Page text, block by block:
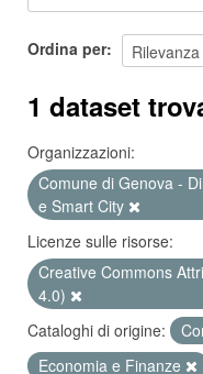
Ordina per
1 dataset
Organizzazioni:
Comune di Genova -
e Smart City
Licenze sulle risorse:
Creative Commons
4.0)
Cataloghi di origine:
Economia e Finanze